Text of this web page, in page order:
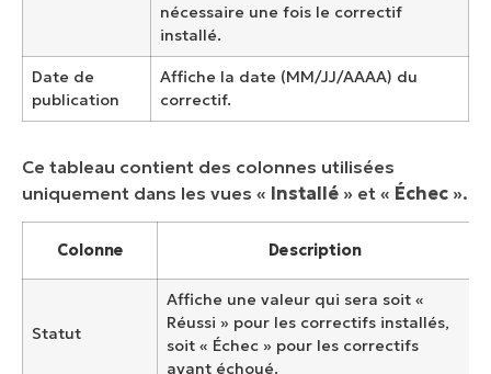
nécessaire une fois le correctif
installé.
Date de
publication
Affiche la date (MM/JJ/AAAA) du
correctif.
Ce tableau contient des colonnes utilisées
uniquement dans les vues « Installé » et « Échec ».
Colonne Description
Statut
Affiche une valeur qui sera soit «
Réussi » pour les correctifs installés,
soit « Échec » pour les correctifs
ayant échoué.